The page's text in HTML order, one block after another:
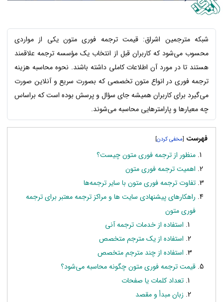
شبکه مترجمین اشراق: قیمت ترجمه فوری متون یکی از مواردی
محسوب می‌شود که کاربران قبل از انتخاب یک مؤسسه ترجمه علاقمند
هستند تا در مورد آن اطلاعات کاملی داشته باشند. نحوه محاسبه هزینه
ترجمه فوری در انواع متون تخصصی که بصورت سریع و آنلاین صورت
می‌گیرد برای کاربران همیشه جای سؤال و پرسش بوده است که براساس
چه معیارها و پارامترهایی محاسبه می‌شوند.
فهرست [
]
منظور از ترجمه فوری متون چیست؟
اهمیت ترجمه فوری متون
تفاوت ترجمه فوری متون با سایر ترجمه‌ها
راهکارهای پیشنهادی سایت ها و مراکز ترجمه معتبر برای ترجمه
فوری متون
استفاده از خدمات ترجمه آنی
استفاده از یک مترجم متخصص
استفاده از چند مترجم متخصص
قیمت ترجمه فوری متون چگونه محاسبه می‌شود؟
تعداد کلمات یا صفحات
زبان مبدأ و مقصد